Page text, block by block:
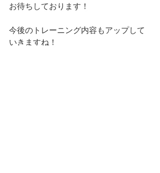
お待ちしております！
今後のトレーニング内容もアップして
いきますね！